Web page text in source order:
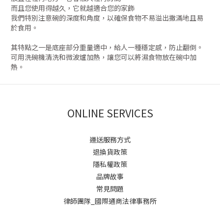
而且您使用得越久，它就越適合您的家飾
我們特別注意碗的深度和角度，以確保食物不易溢出撒滿地且易
於食用。
其特點之一是底座部分重量適中，給人一種穩定感，防止翻倒。
可用洗碗機清洗和微波爐加熱，讓您可以將濕食物放在碗中加
熱。
ONLINE SERVICES
運送服務方式
退換貨政策
隱私權政策
品牌故事
常見問題
律師團隊_國際通商法律事務所